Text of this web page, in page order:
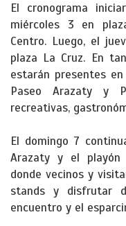
El cronograma
miércoles 3 en
Centro. Luego, el
plaza La Cruz. En
estarán presentes
Paseo Arazaty y
recreativas,
El domingo 7
Arazaty y el playón
donde vecinos y
stands y disfrutar
encuentro y el